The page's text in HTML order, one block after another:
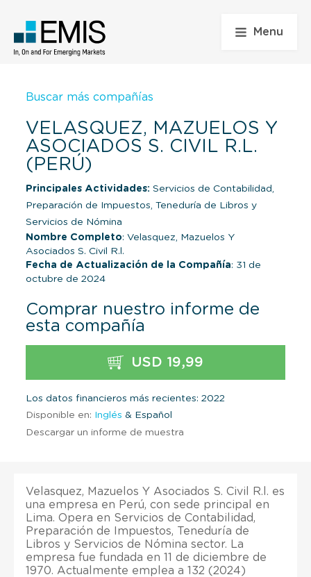
Menu
Buscar más compañías
VELASQUEZ, MAZUELOS Y
ASOCIADOS S. CIVIL R.L.
(PERÚ)
Principales Actividades: Servicios de Contabilidad,
Preparación de Impuestos, Teneduría de Libros y
Servicios de Nómina
Nombre Completo: Velasquez, Mazuelos Y
Asociados S. Civil R.l.
Fecha de Actualización de la Compañía: 31 de
octubre de 2024
Comprar nuestro informe de
esta compañía
USD 19,99
Los datos financieros más recientes: 2022
Disponible en: Inglés & Español
Descargar un informe de muestra
Velasquez, Mazuelos Y Asociados S. Civil R.l. es
una empresa en Perú, con sede principal en
Lima. Opera en Servicios de Contabilidad,
Preparación de Impuestos, Teneduría de
Libros y Servicios de Nómina sector. La
empresa fue fundada en 11 de diciembre de
1970. Actualmente emplea a 132 (2024)